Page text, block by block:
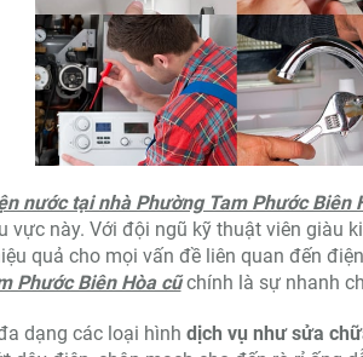
nước tại nhà Phường Tam Phước Biên
vực này. Với đội ngũ kỹ thuật viên giàu
quả cho mọi vấn đề liên quan đến
Phước Biên Hòa cũchính là sự nhanh
dạng các loại hình dịch vụ như sửa